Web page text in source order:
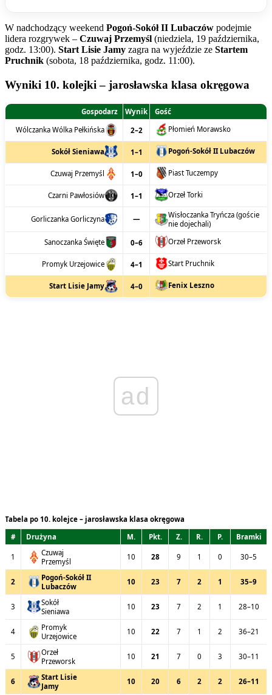
W nadchodzący weekend Pogoń-Sokół II Lubaczów podejmie
lidera rozgrywek – Czuwaj Przemyśl (niedziela, 19 października,
godz. 13:00). Start Lisie Jamy zagra na wyjeździe ze Startem
Pruchnik (sobota, 18 października, godz. 11:00).
Wyniki 10. kolejki – jarosławska klasa okręgowa
Gospodarz Wynik Gość
Wólczanka Wólka Pełkińska 2–2 Płomień Morawsko
Sokół Sieniawa 1–1 Pogoń-Sokół II Lubaczów
Czuwaj Przemyśl 1–0 Piast Tuczempy
Czarni Pawłosiów 1–1 Orzeł Torki
Gorliczanka Gorliczyna —
Wisłoczanka Tryńcza (goście
nie dojechali)
Sanoczanka Święte 0–6 Orzeł Przeworsk
Promyk Urzejowice 4–1 Start Pruchnik
Start Lisie Jamy 4–0 Fenix Leszno
ad
Tabela po 10. kolejce – jarosławska klasa okręgowa
#
Drużyna M. Pkt. Z. R. P. Bramki
1
Czuwaj
Przemyśl
10 28 9 1 0 30–5
2
Pogoń-Sokół II
Lubaczów
10 23 7 2 1 35–9
3
Sokół
Sieniawa
10 23 7 2 1 28–10
4
Promyk
Urzejowice
10 22 7 1 2 36–21
5
Orzeł
Przeworsk
10 21 7 0 3 30–11
6
Start Lisie
Jamy
10 20 6 2 2 26–11